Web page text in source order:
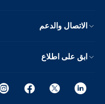
الاتصال والدعم
ابق على اطلاع